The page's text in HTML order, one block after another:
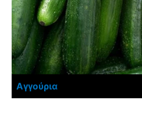
Δυσκολία στην Καλλιέργεια
Χρώμα Άνθους
Αναζήτηση
Εποχή που Ανθίζει
Αγγούρια